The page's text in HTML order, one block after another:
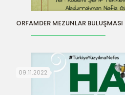
ORFAMDER MEZUNLAR BULUŞMASI
09.11.2022